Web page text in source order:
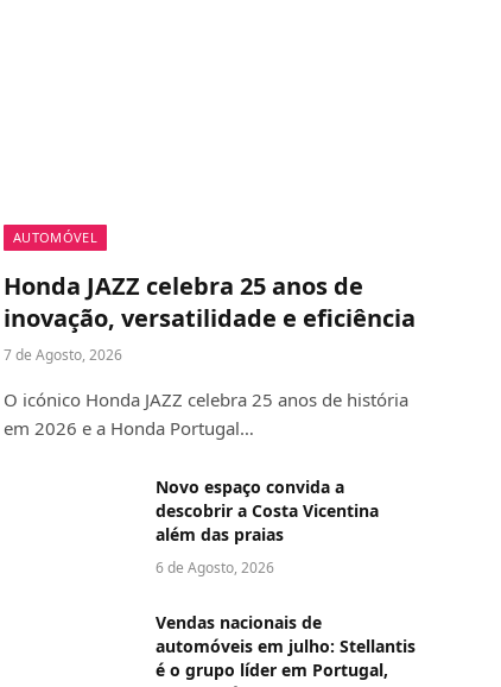
AUTOMÓVEL
Honda JAZZ celebra 25 anos de
inovação, versatilidade e eficiência
7 de Agosto, 2026
O icónico Honda JAZZ celebra 25 anos de história
em 2026 e a Honda Portugal…
Novo espaço convida a
descobrir a Costa Vicentina
além das praias
6 de Agosto, 2026
Vendas nacionais de
automóveis em julho: Stellantis
é o grupo líder em Portugal,